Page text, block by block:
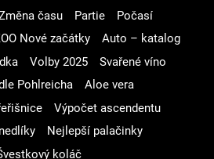
času Partie
Počasí
Nové začátky
Auto – katalog
Volby 2025
Svařené víno
Pohlreicha
Aloe vera
Výpočet ascendentu
Nejlepší palačinky
koláč